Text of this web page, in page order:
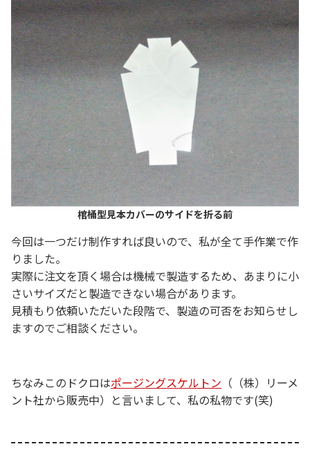
棺桶型見本カバーのサイドを折る前
今回は一つだけ制作すれば良いので、私が全て手作業で作
りました。
実際に注文を頂く場合は機械で製造するため、あまりに小
さいサイズだと製造できない場合があります。
見積もり依頼いただいた段階で、製造の可否をお知らせし
ますのでご相談ください。
ちなみこのドクロはポージングスケルトン （（株）リーメ
ント社から販売中）と言いまして、私の私物です(笑)